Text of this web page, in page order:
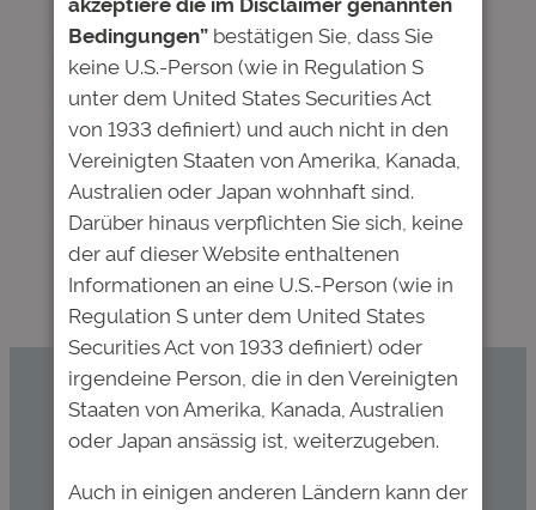
Ad hoc Meldung. Die Deutsche Bildung Studienfonds II
GmbH & Co. KG hat erneut ein Angebot einer neuen
Anleihe in Höhe von bis zu EUR 10.000.000,00
gestartet. Nach der erfolgreichen Platzierung der
Anleihen 2013/23 und 2016/26 mit Volumina in Höhe
von jeweils EUR 10.000.000,00 startet die „Deutsche
Bildung“ heute erneut ein Angebot einer zusätzlichen
Anleihe…
← Vorherige Seite
Kommen Sie mit uns ins Gespräch.
Bedingungen” bestätigen Sie, dass Sie
keine U.S.-Person (wie in Regulation S
unter dem United States Securities Act
von 1933 definiert) und auch nicht in den
Vereinigten Staaten von Amerika, Kanada,
Australien oder Japan wohnhaft sind.
Darüber hinaus verpflichten Sie sich, keine
der auf dieser Website enthaltenen
Informationen an eine U.S.-Person (wie in
Regulation S unter dem United States
Securities Act von 1933 definiert) oder
irgendeine Person, die in den Vereinigten
Staaten von Amerika, Kanada, Australien
oder Japan ansässig ist, weiterzugeben.
Auch in einigen anderen Ländern kann der